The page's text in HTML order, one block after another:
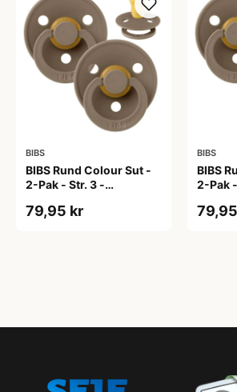
BIBS
BIBS Rund Colour Sut -
2-Pak - Str. 3 -
Oak/Dark Oak
79,95 kr
BIBS
BIBS
2-Pak
Oak/